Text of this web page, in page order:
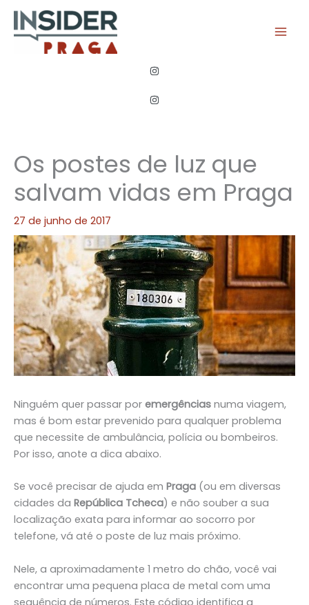
conteúdo
Os postes de luz que
salvam vidas em Praga
27 de junho de 2017
Ninguém quer passar por emergências numa viagem,
mas é bom estar prevenido para qualquer problema
que necessite de ambulância, polícia ou bombeiros.
Por isso, anote a dica abaixo.
Se você precisar de ajuda em Praga (ou em diversas
cidades da República Tcheca) e não souber a sua
localização exata para informar ao socorro por
telefone, vá até o poste de luz mais próximo.
Nele, a aproximadamente 1 metro do chão, você vai
encontrar uma pequena placa de metal com uma
sequência de números. Este código identifica a